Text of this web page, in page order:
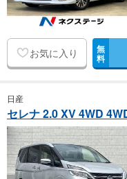
お気に入り 無
料
日産
セレナ 2.0 XV 4WD